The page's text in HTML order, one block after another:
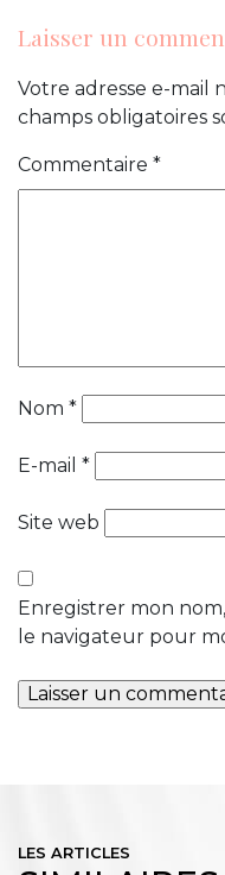
Laisser un
Votre adresse e-mail
champs obligatoires
Commentaire *
Nom *
E-mail *
Site web
Enregistrer mon
le navigateur pour
LES ARTICLES